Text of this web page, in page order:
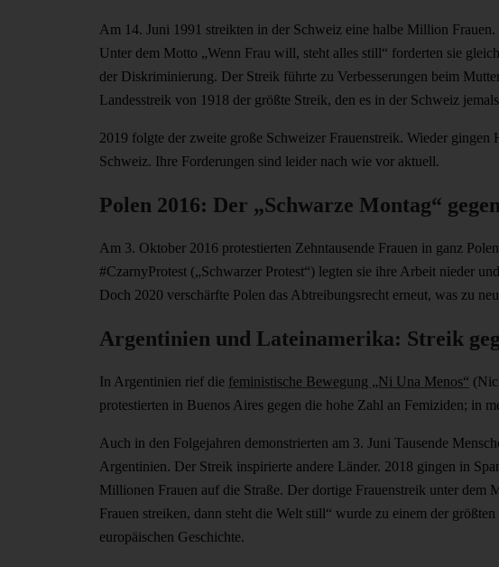
Am 14. Juni 1991 streikten in der Schweiz eine halbe Million
Unter dem Motto „Wenn Frau will, steht alles still“ forderten sie
der Diskriminierung. Der Streik führte zu Verbesserungen beim
Landesstreik von 1918 der größte Streik, den es in der Schweiz
2019 folgte der zweite große Schweizer Frauenstreik. Wieder gingen
Schweiz. Ihre Forderungen sind leider nach wie vor aktuell.
Polen 2016: Der „Schwarze Montag“
Am 3. Oktober 2016 protestierten Zehntausende Frauen in ganz
#CzarnyProtest („Schwarzer Protest“) legten sie ihre Arbeit nieder
Doch 2020 verschärfte Polen das Abtreibungsrecht erneut, was zu
Argentinien und Lateinamerika: Streik
In Argentinien rief die feministische Bewegung „Ni Una Menos“
protestierten in Buenos Aires gegen die hohe Zahl an Femiziden; in
Auch in den Folgejahren demonstrierten am 3. Juni Tausende
Argentinien. Der Streik inspirierte andere Länder. 2018 gingen in
Millionen Frauen auf die Straße. Der dortige Frauenstreik unter dem
Frauen streiken, dann steht die Welt still“ wurde zu einem der
europäischen Geschichte.